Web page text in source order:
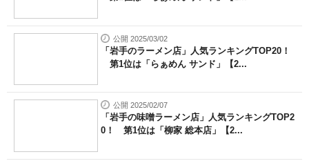
公開 2025/03/02
「岩手のラーメン店」人気ランキングTOP20！
第1位は「らぁめん サンド」【2...
公開 2025/02/07
「岩手の味噌ラーメン店」人気ランキングTOP2
0！ 第1位は「柳家 総本店」【2...